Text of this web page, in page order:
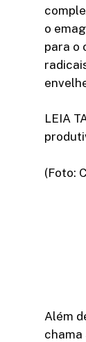
o
para o
LEIA
(Foto:
Além
chama